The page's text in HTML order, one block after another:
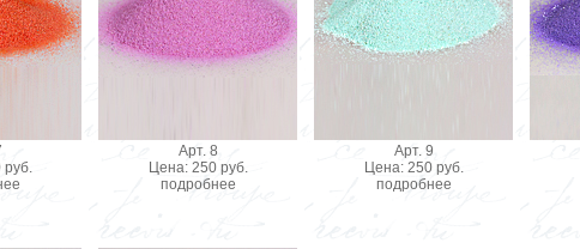
Арт. 8
Цена: 250 руб.
подробнее
Арт. 9
Цена: 250 руб.
подробнее